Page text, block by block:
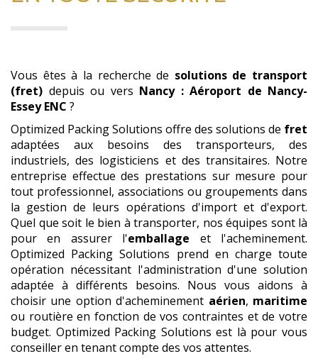
Vous êtes à la recherche de solutions de transport
(fret) depuis ou vers Nancy : Aéroport de Nancy-
Essey ENC ?
Optimized Packing Solutions offre des solutions de fret
adaptées aux besoins des transporteurs, des
industriels, des logisticiens et des transitaires. Notre
entreprise effectue des prestations sur mesure pour
tout professionnel, associations ou groupements dans
la gestion de leurs opérations d'import et d'export.
Quel que soit le bien à transporter, nos équipes sont là
pour en assurer l'emballage et l'acheminement.
Optimized Packing Solutions prend en charge toute
opération nécessitant l'administration d'une solution
adaptée à différents besoins. Nous vous aidons à
choisir une option d'acheminement aérien, maritime
ou routière en fonction de vos contraintes et de votre
budget. Optimized Packing Solutions est là pour vous
conseiller en tenant compte des vos attentes.